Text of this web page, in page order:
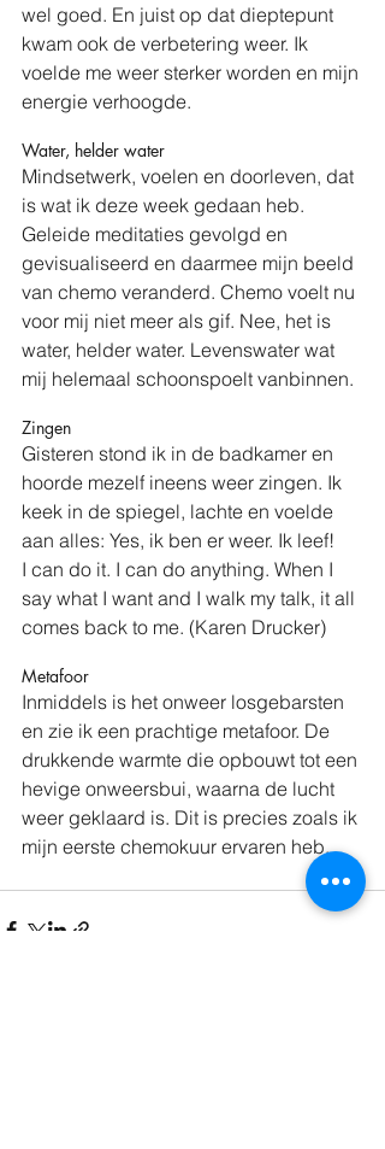
wel goed. En juist op dat dieptepunt
kwam ook de verbetering weer. Ik
voelde me weer sterker worden en mijn
energie verhoogde.
Water, helder water
Mindsetwerk, voelen en doorleven, dat
is wat ik deze week gedaan heb.
Geleide meditaties gevolgd en
gevisualiseerd en daarmee mijn beeld
van chemo veranderd. Chemo voelt nu
voor mij niet meer als gif. Nee, het is
water, helder water. Levenswater wat
mij helemaal schoonspoelt vanbinnen.
Zingen
Gisteren stond ik in de badkamer en
hoorde mezelf ineens weer zingen. Ik
keek in de spiegel, lachte en voelde
aan alles: Yes, ik ben er weer. Ik leef!
I can do it. I can do anything. When I
say what I want and I walk my talk, it all
comes back to me. (Karen Drucker)
Metafoor
Inmiddels is het onweer losgebarsten
en zie ik een prachtige metafoor. De
drukkende warmte die opbouwt tot een
hevige onweersbui, waarna de lucht
weer geklaard is. Dit is precies zoals ik
mijn eerste chemokuur ervaren heb.